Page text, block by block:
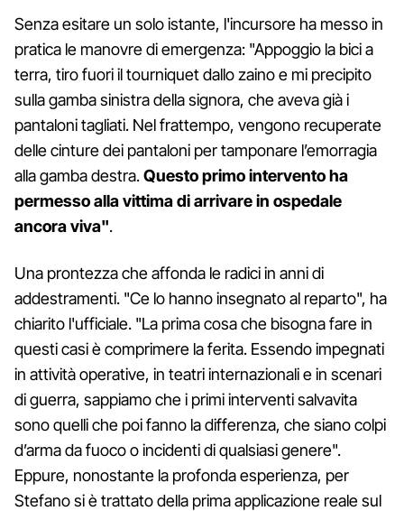
Senza esitare un solo istante, l'incursore ha messo in
pratica le manovre di emergenza: "Appoggio la bici a
terra, tiro fuori il tourniquet dallo zaino e mi precipito
sulla gamba sinistra della signora, che aveva già i
pantaloni tagliati. Nel frattempo, vengono recuperate
delle cinture dei pantaloni per tamponare l’emorragia
alla gamba destra.Questo primo intervento ha
permesso alla vittima di arrivare in ospedale
ancora viva".
Una prontezza che affonda le radici in anni di
addestramenti. "Ce lo hanno insegnato al reparto", ha
chiarito l'ufficiale. "La prima cosa che bisogna fare in
questi casi è comprimere la ferita. Essendo impegnati
in attività operative, in teatri internazionali e in scenari
di guerra, sappiamo che i primi interventi salvavita
sono quelli che poi fanno la differenza, che siano colpi
d’arma da fuoco o incidenti di qualsiasi genere".
Eppure, nonostante la profonda esperienza, per
Stefano si è trattato della prima applicazione reale sul